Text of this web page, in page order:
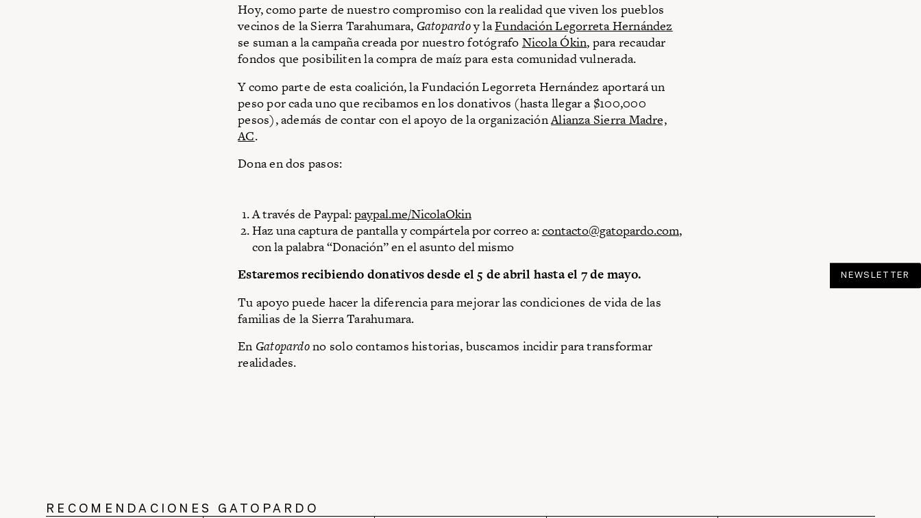
Hoy, como parte de nuestro compromiso con la realidad que viven los pueblos
vecinos de la Sierra Tarahumara, Gatopardoy laFundación Legorreta Hernández
se suman a la campaña creada por nuestro fotógrafo Nicola Ókin, para recaudar
fondos que posibiliten la compra de maíz para esta comunidad vulnerada.
Y como parte de esta coalición, la Fundación Legorreta Hernández aportará un
peso por cada uno que recibamos en los donativos (hasta llegar a $100,000
pesos), además de contar con el apoyo de la organizaciónAlianza Sierra Madre,
AC.
Dona en dos pasos:
A través de Paypal:paypal.me/NicolaOkin
Haz una captura de pantalla y compártela por correo a:contacto@gatopardo.com,
con la palabra “Donación” en el asunto del mismo
Estaremos recibiendo donativos desde el 5 de abril hasta el 7 de mayo.
Tu apoyo puede hacer la diferencia para mejorar las condiciones de vida de las
familias de la Sierra Tarahumara.
En Gatopardono solo contamos historias, buscamos incidir para transformar
realidades.
NEWSLETTER
RECOMENDACIONES GATOPARDO